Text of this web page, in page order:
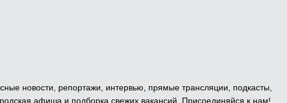
новости, репортажи, интервью, прямые трансляции, подкасты,
афиша и подборка свежих вакансий. Присоединяйся к нам!